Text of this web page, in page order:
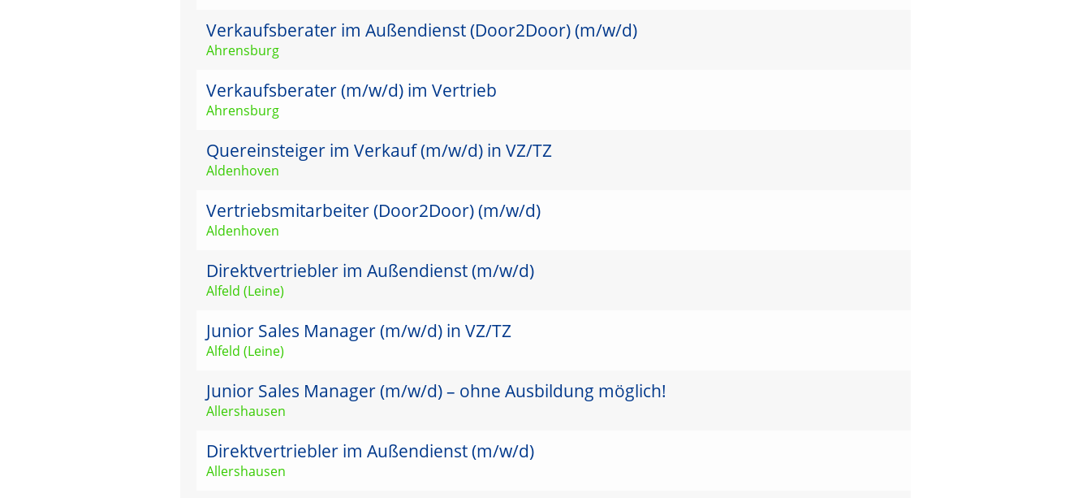
Verkaufsberater im Außendienst (Door2Door) (m/w/d)
Ahrensburg
Verkaufsberater (m/w/d) im Vertrieb
Ahrensburg
Quereinsteiger im Verkauf (m/w/d) in VZ/TZ
Aldenhoven
Vertriebsmitarbeiter (Door2Door) (m/w/d)
Aldenhoven
Direktvertriebler im Außendienst (m/w/d)
Alfeld (Leine)
Junior Sales Manager (m/w/d) in VZ/TZ
Alfeld (Leine)
Junior Sales Manager (m/w/d) – ohne Ausbildung möglich!
Allershausen
Direktvertriebler im Außendienst (m/w/d)
Allershausen